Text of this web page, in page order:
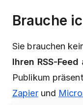
Brauche
Sie brauchen
Ihren RSS-Feed
Publikum
Zapierund